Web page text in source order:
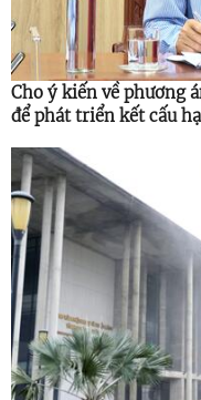
Cho ý kiến về phương
để phát triển kết cấu